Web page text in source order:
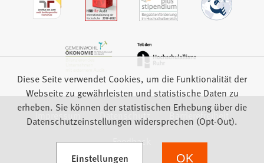
Impressum Datenschutz
Barrierefreiheit
Feedback
Diese Seite verwendet Cookies, um die Funktionalität der
Webseite zu gewährleisten und statistische Daten zu
erheben. Sie können der statistischen Erhebung über die
Datenschutzeinstellungen widersprechen (Opt-Out).
Einstellungen
(Öffnet in einem neuen Tab) OK